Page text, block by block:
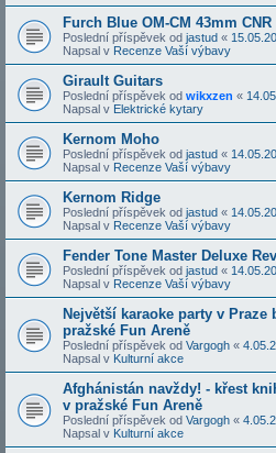
Furch Blue OM-CM 43mm CNR
Poslední příspěvek od jastud «
Napsal v Recenze Vaší výbavy
Girault Guitars
Poslední příspěvek od wikxzen «
Napsal v Elektrické kytary
Kernom Moho
Poslední příspěvek od jastud «
Napsal v Recenze Vaší výbavy
Kernom Ridge
Poslední příspěvek od jastud «
Napsal v Recenze Vaší výbavy
Fender Tone Master Deluxe
Poslední příspěvek od jastud «
Napsal v Recenze Vaší výbavy
Největší karaoke party v Praze
pražské Fun Areně
Poslední příspěvek od Vargogh «
Napsal v Kulturní akce
Afghánistán navždy! - křest
v pražské Fun Areně
Poslední příspěvek od Vargogh «
Napsal v Kulturní akce